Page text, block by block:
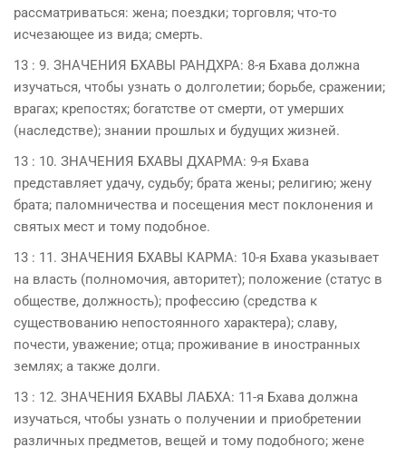
рассматриваться: жена; поездки; торговля; что-то
исчезающее из вида; смерть.
13 : 9. ЗНАЧЕНИЯ БХAВЫ РАНДХРА: 8-я Бхава должна
изучаться, чтобы узнать о долголетии; борьбе, сражении;
врагах; крепостях; богатстве от смерти, от умерших
(наследстве); знании прошлых и будущих жизней.
13 : 10. ЗНАЧЕНИЯ БХAВЫ ДХАРМА: 9-я Бхава
представляет удачу, судьбу; брата жены; религию; жену
брата; паломничества и посещения мест поклонения и
святых мест и тому подобное.
13 : 11. ЗНАЧЕНИЯ БХAВЫ КАРМА: 10-я Бхава указывает
на власть (полномочия, авторитет); положение (статус в
обществе, должность); профессию (средства к
существованию непостоянного характера); славу,
почести, уважение; отца; проживание в иностранных
землях; а также долги.
13 : 12. ЗНАЧЕНИЯ БХAВЫ ЛAБХА: 11-я Бхава должна
изучаться, чтобы узнать о получении и приобретении
различных предметов, вещей и тому подобного; жене